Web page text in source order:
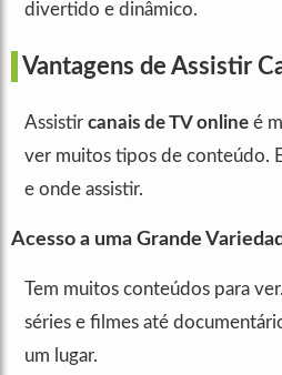
divertido e dinâmico.
Vantagens de Assistir
Assistir canais de TV online é
ver muitos tipos de conteúdo.
e onde assistir.
Acesso a uma Grande
Tem muitos conteúdos para
séries e filmes até
um lugar.